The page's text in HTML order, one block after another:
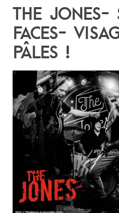
THE JONES-
FACES-
PÂLES !